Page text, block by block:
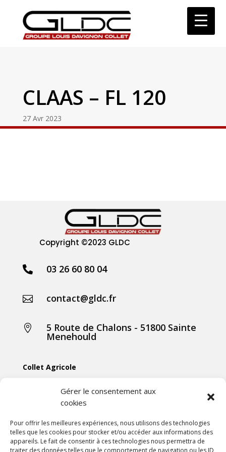
Gérer le consentement aux
cookies
Pour offrir les meilleures expériences, nous utilisons des technologies
telles que les cookies pour stocker et/ou accéder aux informations des
appareils. Le fait de consentir à ces technologies nous permettra de
traiter des données telles que le comportement de navigation ou les ID
CLAAS – FL 120
27 Avr 2023
Copyright ©2023 GLDC
 03 26 60 80 04
 contact@gldc.fr
 5 Route de Chalons - 51800 Sainte
Menehould
Collet Agricole
Collet Motoculture
Collet Élevage
Les actus